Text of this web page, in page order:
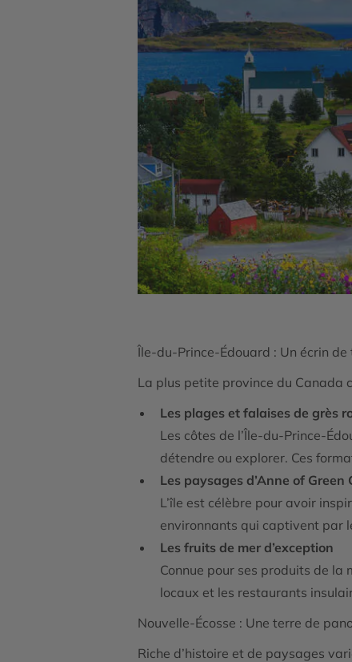
Île-du-Prince-Édouard : Un écrin
La plus petite province du Canada
Les plages et falaises de grès
Les côtes de l’Île-du-Prince-
détendre ou explorer. Ces
Les paysages d’Anne of Green
L’île est célèbre pour avoir
environnants qui captivent par
Les fruits de mer d’exception
Connue pour ses produits de la
locaux et les restaurants
Nouvelle-Écosse : Une terre de
Riche d’histoire et de paysages